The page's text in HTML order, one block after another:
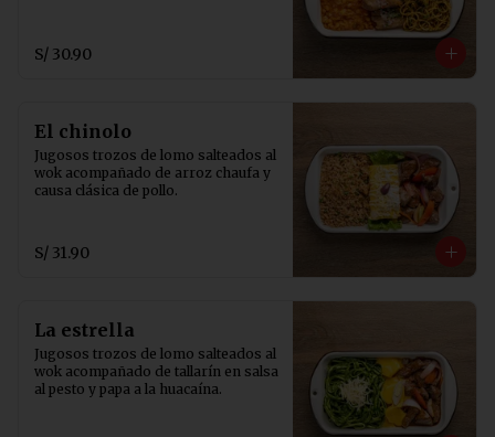
S/ 30.90
El chinolo
Jugosos trozos de lomo salteados al
wok acompañado de arroz chaufa y
causa clásica de pollo.
S/ 31.90
La estrella
Jugosos trozos de lomo salteados al
wok acompañado de tallarín en salsa
al pesto y papa a la huacaína.